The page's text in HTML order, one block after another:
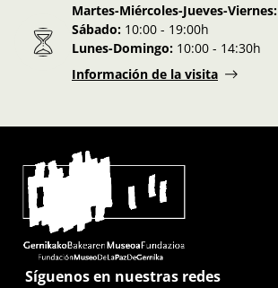
Martes-Miércoles-Jueves-Viernes:
Sábado: 10:00 - 19:00h
Lunes-Domingo: 10:00 - 14:30h
Información de la visita
Síguenos en nuestras redes